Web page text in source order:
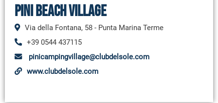
Pini Beach Village
Via della Fontana, 58 - Punta Marina Terme
+39 0544 437115
pinicampingvillage@clubdelsole.com
www.clubdelsole.com